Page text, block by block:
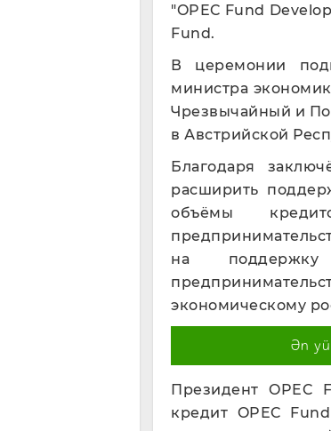
"OPEC Fund
Fund.
В церемонии
министра
Чрезвычайный и
в Австрийской
Благодаря
расширить
объёмы
на поддержку
экономическому
Ən
Президент OPEC
кредит OPEC